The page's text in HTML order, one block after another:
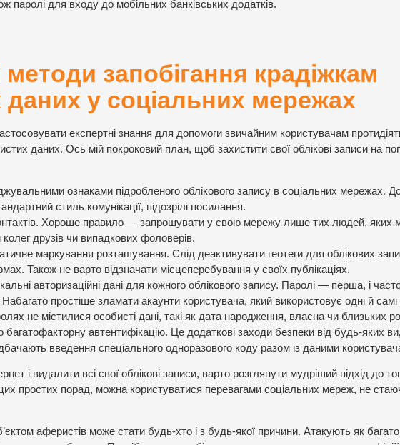
паролі для входу до мобільних банківських додатків.
запобігання крадіжкам
даних у соціальних мережах
експертні знання для допомоги звичайним користувачам
даних. Ось мій покроковий план, щоб захистити свої облікові записи на
ознаками підробленого облікового запису в соціальних мережах.
стиль комунікації, підозрілі посилання.
Хороше правило — запрошувати у свою мережу лише тих людей, яких
друзів чи випадкових фоловерів.
маркування розташування. Слід деактивувати геотеги для облікових
Також не варто відзначати місцеперебування у своїх публікаціях.
авторизаційні дані для кожного облікового запису. Паролі — перша, і
Набагато простіше зламати акаунти користувача, який використовує одні й
не містилися особисті дані, такі як дата народження, власна чи близьких
автентифікацію. Це додаткові заходи безпеки від будь-яких
введення спеціального одноразового коду разом із даними
і видалити всі свої облікові записи, варто розглянути мудріший підхід до
простих порад, можна користуватися перевагами соціальних мереж, не
аферистів може стати будь-хто і з будь-якої причини. Атакують як